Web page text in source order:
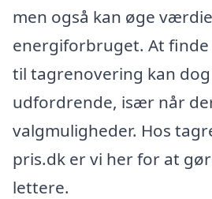
men også kan øge
energiforbruget. At
til tagrenovering kan
udfordrende, især når
valgmuligheder. Hos
pris.dk er vi her for at
lettere.